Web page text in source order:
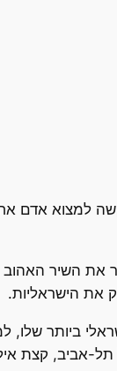
על איינשטיין
את הישראליות.
ביותר
תל-אביב, קצת